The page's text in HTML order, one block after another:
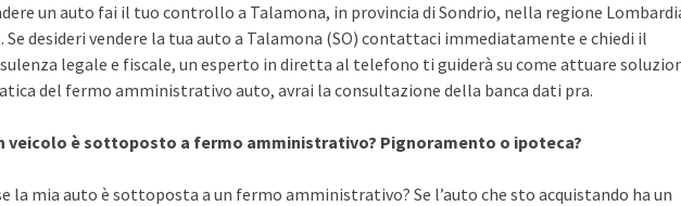
un auto fai il tuo controllo a Talamona, in provincia di Sondrio, nella regione
desideri vendere la tua auto a Talamona (SO) contattaci immediatamente e chiedi il
legale e fiscale, un esperto in diretta al telefono ti guiderà su come attuare
del fermo amministrativo auto, avrai la consultazione della banca dati pra.
veicolo è sottoposto a fermo amministrativo? Pignoramento o ipoteca?
la mia auto è sottoposta a un fermo amministrativo? Se l’auto che sto acquistando ha un